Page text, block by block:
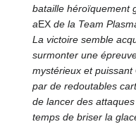
bataille héroïquement
aEX de la Team
La victoire semble
surmonter une
mystérieux et puissant
par de redoutables
de lancer des
temps de briser la